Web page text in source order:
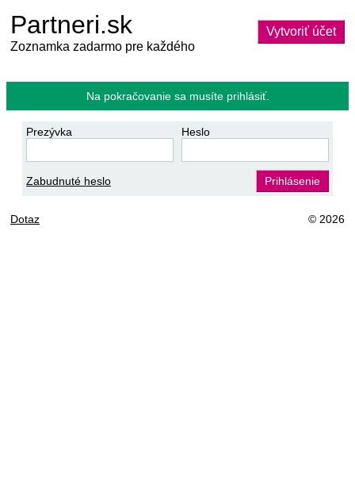
Partneri.sk
Zoznamka zadarmo pre každého
Vytvoriť účet
Na pokračovanie sa musíte prihlásiť.
Prezývka Heslo
Zabudnuté heslo Prihlásenie
Dotaz © 2026